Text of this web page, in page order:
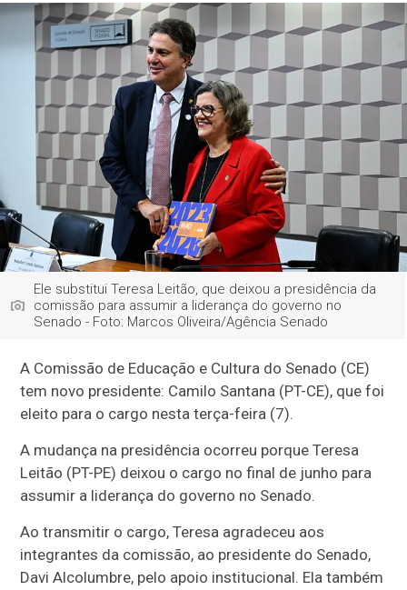
Ele substitui Teresa Leitão, que deixou a presidência da
comissão para assumir a liderança do governo no
Senado - Foto: Marcos Oliveira/Agência Senado
A Comissão de Educação e Cultura do Senado (CE)
tem novo presidente: Camilo Santana (PT-CE), que foi
eleito para o cargo nesta terça-feira (7).
A mudança na presidência ocorreu porque Teresa
Leitão (PT-PE) deixou o cargo no final de junho para
assumir a liderança do governo no Senado.
Ao transmitir o cargo, Teresa agradeceu aos
integrantes da comissão, ao presidente do Senado,
Davi Alcolumbre, pelo apoio institucional. Ela também